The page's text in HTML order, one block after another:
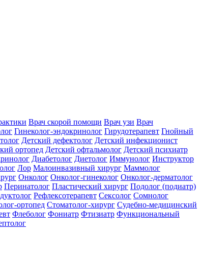
Врач скорой помощи Врач узи Врач
Гинеколог-эндокринолог Гирудотерапевт Гнойный
Детский дефектолог Детский инфекционист
ортопед Детский офтальмолог Детский психиатр
Диабетолог Диетолог Иммунолог Инструктор
Лор Малоинвазивный хирург Маммолог
Онколог Онколог-гинеколог Онколог-дерматолог
Перинатолог Пластический хирург Подолог (подиатр)
Рефлексотерапевт Сексолог Сомнолог
ортопед Стоматолог-хирург Судебно-медицинский
Флеболог Фониатр Фтизиатр Функциональный